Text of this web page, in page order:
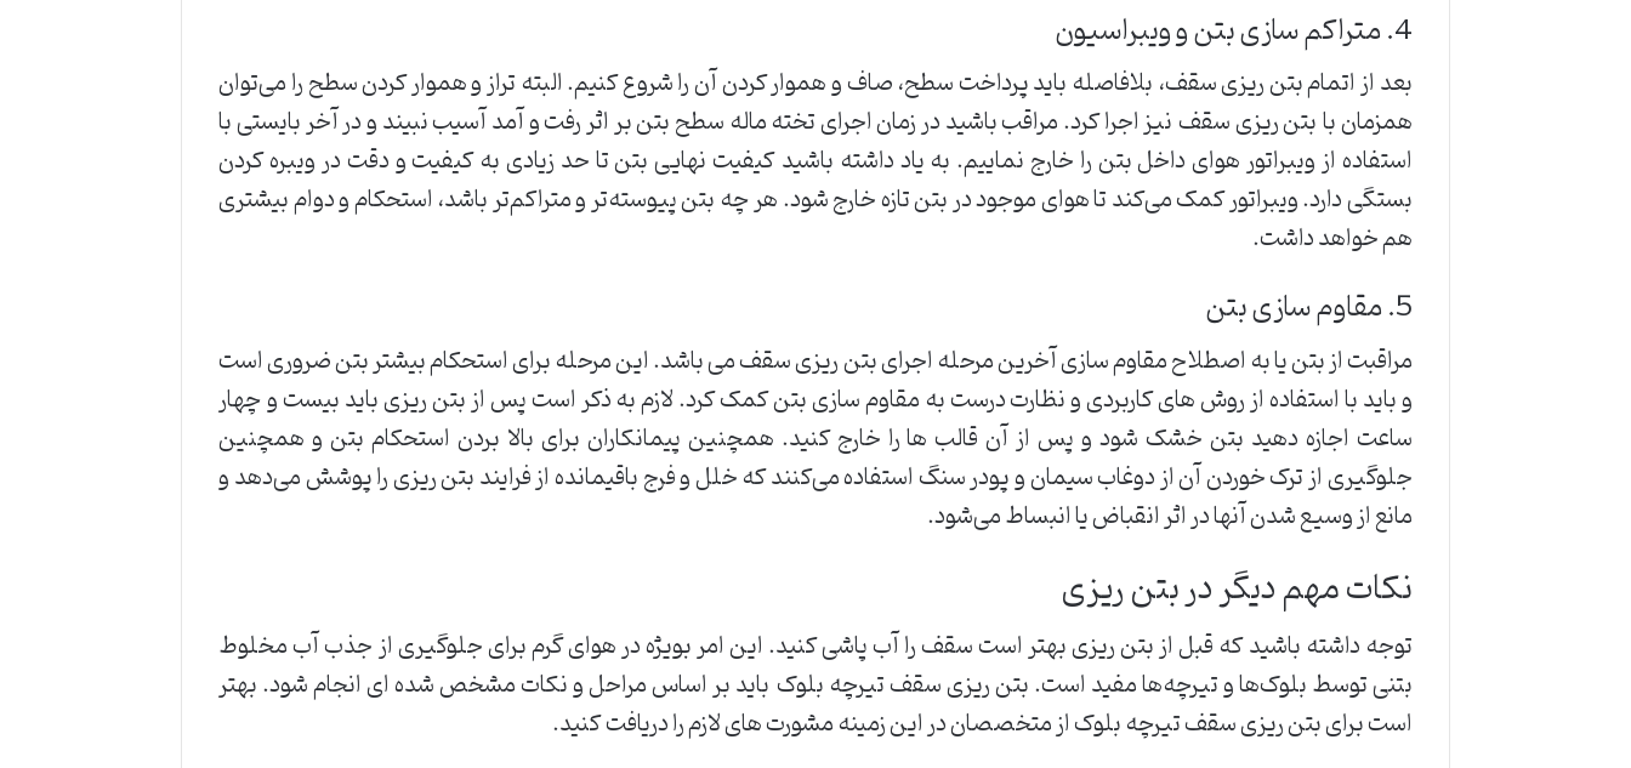
4. متراکم سازی بتن و ویبراسیون
بعد از اتمام بتن ریزی سقف، بلافاصله باید پرداخت سطح، صاف و هموار کردن آن را شروع کنیم. البته تراز و هموار کردن سطح را می‌توان
همزمان با بتن ریزی سقف نیز اجرا کرد. مراقب باشید در زمان اجرای تخته ماله سطح بتن بر اثر رفت و آمد آسیب نبیند و در آخر بایستی با
استفاده از ویبراتور هوای داخل بتن را خارج نماییم. به یاد داشته باشید کیفیت نهایی بتن تا حد زیادی به کیفیت و دقت در ویبره کردن
بستگی دارد. ویبراتور کمک می‌کند تا هوای موجود در بتن تازه خارج شود. هر چه بتن پیوسته‌تر و متراکم‌تر باشد، استحکام و دوام بیشتری
هم خواهد داشت.
5. مقاوم سازی بتن
مراقبت از بتن یا به اصطلاح مقاوم سازی آخرین مرحله اجرای بتن ریزی سقف می باشد. این مرحله برای استحکام بیشتر بتن ضروری است
و باید با استفاده از روش های کاربردی و نظارت درست به مقاوم سازی بتن کمک کرد. لازم به ذکر است پس از بتن ریزی باید بیست و چهار
ساعت اجازه دهید بتن خشک شود و پس از آن قالب ها را خارج کنید. همچنین پیمانکاران برای بالا بردن استحکام بتن و همچنین
جلوگیری از ترک خوردن آن از دوغاب سیمان و پودر سنگ استفاده می‌کنند که خلل و فرج باقیمانده از فرایند بتن ریزی را پوشش می‌دهد و
مانع از وسیع شدن آنها در اثر انقباض یا انبساط می‌شود.
نکات مهم دیگر در بتن ریزی
توجه داشته باشید که قبل از بتن ریزی بهتر است سقف را آب پاشی کنید. این امر بویژه در هوای گرم برای جلوگیری از جذب آب مخلوط
بتنی توسط بلوک‌ها و تیرچه‌ها مفید است. بتن ریزی سقف تیرچه بلوک باید بر اساس مراحل و نکات مشخص شده‌ ای انجام شود. بهتر
است برای بتن ریزی سقف تیرچه بلوک از متخصصان در این زمینه مشورت های لازم را دریافت کنید.